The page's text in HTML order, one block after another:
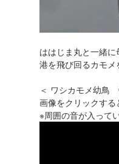
ははじま丸と一緒に
港を飛び回るカモメ
＜ ワシカモメ幼鳥
画像をクリックする
※周囲の音が入って